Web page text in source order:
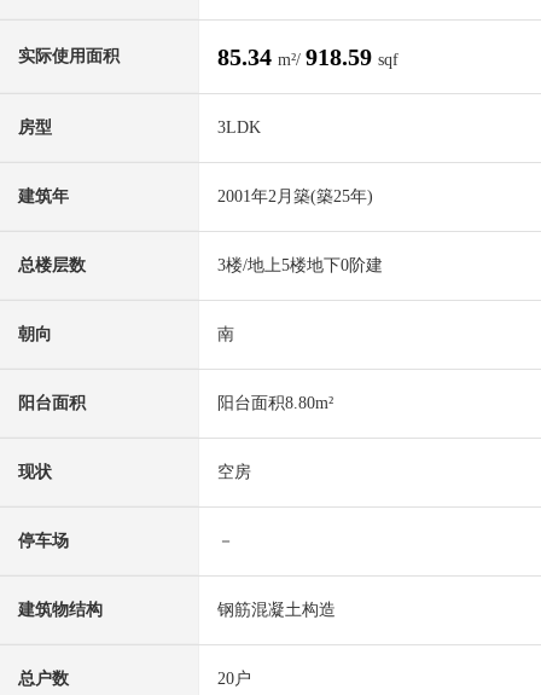
实际使用面积 85.34 m²/ 918.59 sqf
房型 3LDK
建筑年 2001年2月築(築25年)
总楼层数 3楼/地上5楼地下0阶建
朝向 南
阳台面积 阳台面积8.80m²
现状 空房
停车场 －
建筑物结构 钢筋混凝土构造
总户数 20户